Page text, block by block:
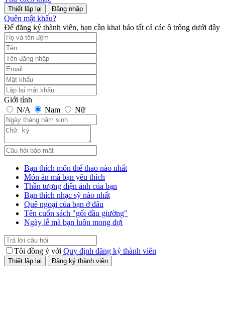
Đăng nhập
Quên mật khẩu?
Để đăng ký thành viên, bạn cần khai báo tất cả các ô trống dưới đây
Giới tính
N/A
Nam Nữ
Bạn thích môn thể thao nào nhất
Món ăn mà bạn yêu thích
Thần tượng điện ảnh của bạn
Bạn thích nhạc sỹ nào nhất
Quê ngoại của bạn ở đâu
Tên cuốn sách "gối đầu giường"
Ngày lễ mà bạn luôn mong đợi
Tôi đồng ý với Quy định đăng ký thành viên